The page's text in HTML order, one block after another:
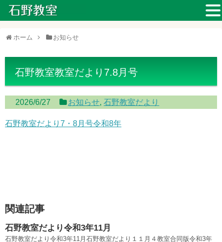
ホーム お知らせ
石野教室教室だより7.8月号
2026/6/27 お知らせ,石野教室だより
石野教室だより7・8月号令和8年
関連記事
石野教室だより令和3年11月
石野教室だより令和3年11月石野教室だより１１月４教室合同版令和3年